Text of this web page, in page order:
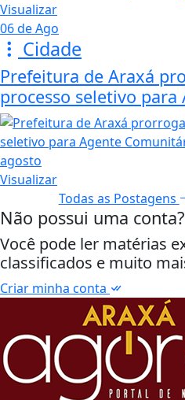
Visualizar
06 de Ago
Cidade
Prefeitura de Araxá
processo seletivo para
Visualizar
Todas as Postagens
Não possui uma conta?
Você pode ler matérias
classificados e muito
Criar minha conta